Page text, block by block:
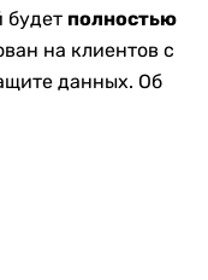
будет полностью
на клиентов с
данных. Об